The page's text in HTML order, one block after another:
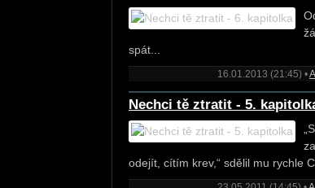
spát...
16.01.2013 (21:45) •
Nechci tě ztratit - 5.
odejít, cítím krev,“ sdělil mu rychle